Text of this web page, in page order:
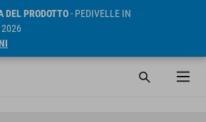
DEL PRODOTTO- PEDIVELLE IN
2026